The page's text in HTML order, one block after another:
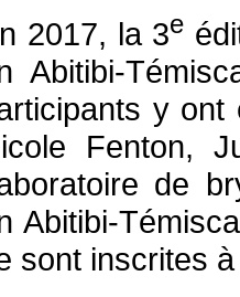
2017, la 3e
Abitibi-
y ont
Fenton,
de
Abitibi-
sont inscrites